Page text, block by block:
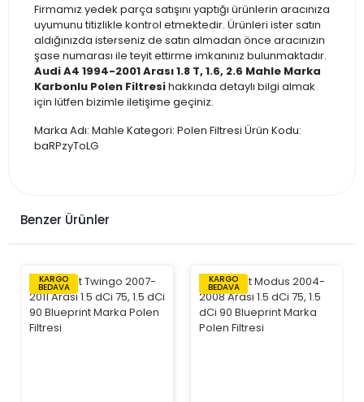
Firmamız yedek parça satışını yaptığı ürünlerin aracınıza
uyumunu titizlikle kontrol etmektedir. Ürünleri ister satın
aldığınızda isterseniz de satın almadan önce aracınızın
şase numarası ile teyit ettirme imkanınız bulunmaktadır.
Audi A4 1994-2001 Arası 1.8 T, 1.6, 2.6 Mahle Marka
Karbonlu Polen Filtresihakkında detaylı bilgi almak
için lütfen bizimle iletişime geçiniz.
Marka Adı: Mahle Kategori: Polen Filtresi Ürün Kodu:
baRPzyToLG
Benzer Ürünler
KARGO
BEDAVA
KARGO
BEDAVA